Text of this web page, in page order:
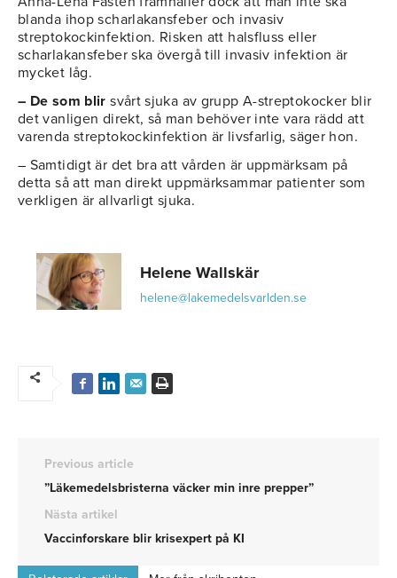
blanda ihop scharlakansfeber och invasiv
streptokockinfektion. Risken att halsfluss eller
scharlakansfeber ska övergå till invasiv infektion är
mycket låg.
– De som blir svårt sjuka av grupp A-streptokocker blir
det vanligen direkt, så man behöver inte vara rädd att
varenda streptokockinfektion är livsfarlig, säger hon.
– Samtidigt är det bra att vården är uppmärksam på
detta så att man direkt uppmärksammar patienter som
verkligen är allvarligt sjuka.
Helene Wallskär
helene@lakemedelsvarlden.se
Previous article
”Läkemedelsbristerna väcker min inre prepper”
Nästa artikel
Vaccinforskare blir krisexpert på KI